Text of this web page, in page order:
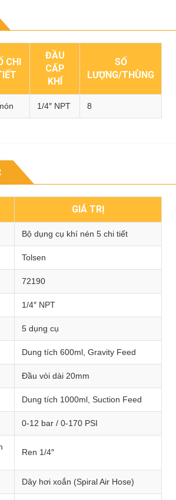
CHI
ĐẦU
CẤP
KHÍ
SỐ
LƯỢNG/THÙNG
1/4″ NPT 8
GIÁ TRỊ
Bộ dụng cụ khí nén 5 chi tiết
Tolsen
72190
1/4″ NPT
5 dụng cụ
Dung tích 600ml, Gravity Feed
Đầu vòi dài 20mm
Dung tích 1000ml, Suction Feed
0-12 bar / 0-170 PSI
Ren 1/4″
Dây hơi xoắn (Spiral Air Hose)